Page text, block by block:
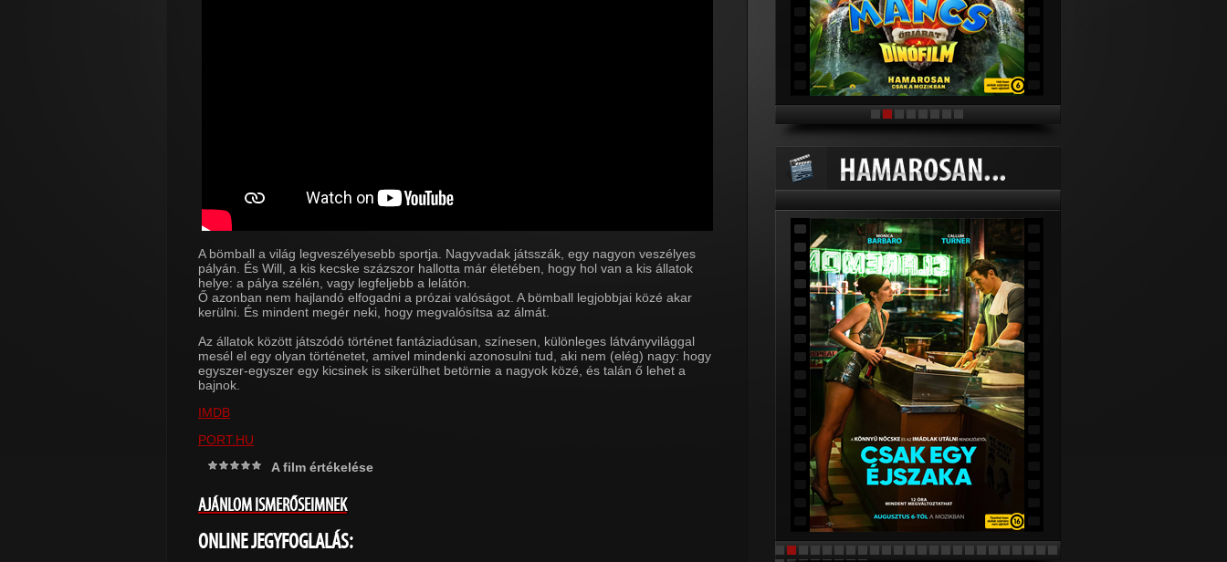
A bömball a világ legveszélyesebb sportja. Nagyvadak játsszák, egy nagyon veszélyes
pályán. És Will, a kis kecske százszor hallotta már életében, hogy hol van a kis állatok
helye: a pálya szélén, vagy legfeljebb a lelátón.
Ő azonban nem hajlandó elfogadni a prózai valóságot. A bömball legjobbjai közé akar
kerülni. És mindent megér neki, hogy megvalósítsa az álmát.
Az állatok között játszódó történet fantáziadúsan, színesen, különleges látványvilággal
mesél el egy olyan történetet, amivel mindenki azonosulni tud, aki nem (elég) nagy: hogy
egyszer-egyszer egy kicsinek is sikerülhet betörnie a nagyok közé, és talán ő lehet a
bajnok.
IMDB
PORT.HU
A film értékelése
AJÁNLOM ISMERŐSEIMNEK
ONLINE JEGYFOGLALÁS: